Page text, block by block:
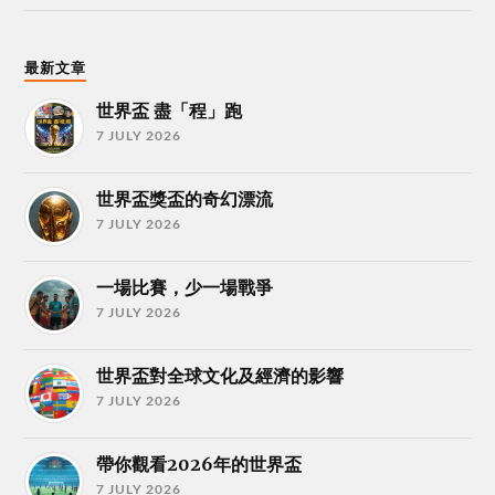
最新文章
世界盃 盡「程」跑
7 JULY 2026
世界盃獎盃的奇幻漂流
7 JULY 2026
一場比賽，少一場戰爭
7 JULY 2026
世界盃對全球文化及經濟的影響
7 JULY 2026
帶你觀看2026年的世界盃
7 JULY 2026